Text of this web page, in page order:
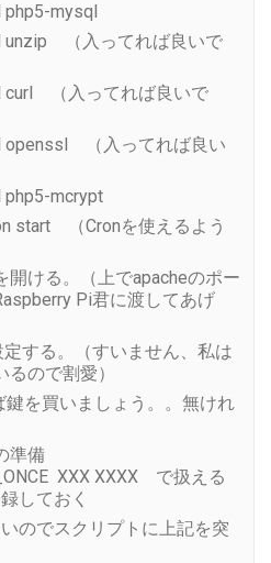
mysql
unzip （入ってれば良いで
curl （入ってれば良いで
openssl （入ってれば良い
mcrypt
start （Cronを使えるよう
開ける。（上でapacheのポー
Pi君に渡してあげ
定する。（すいません、私は
ので割愛）
鍵を買いましょう。。無けれ
準備
XXX XXXX で扱える
しておく
のでスクリプトに上記を突